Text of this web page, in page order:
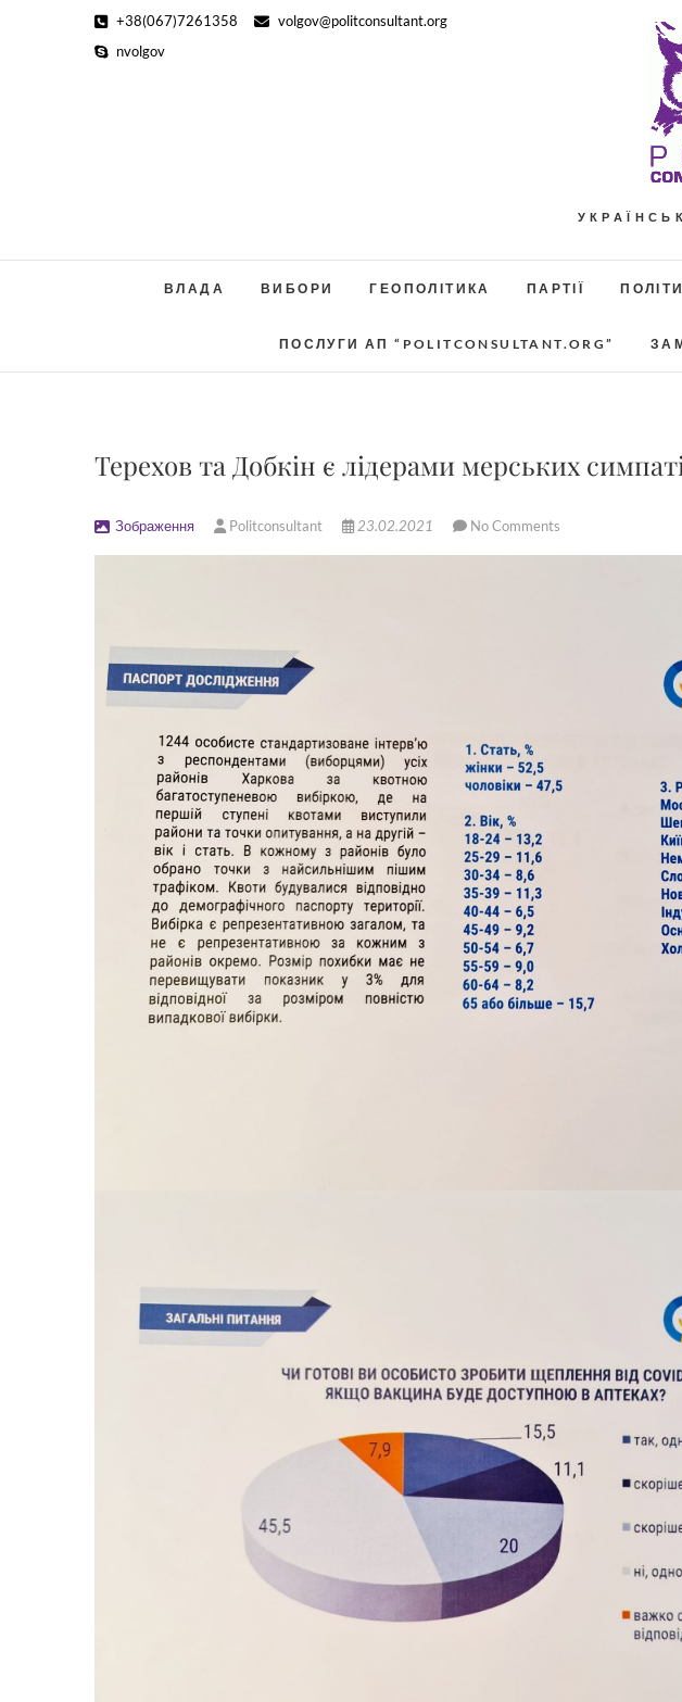
+38(067)7261358
volgov@politconsultant.org
nvolgov
ВЛАДА ВИБОРИ ГЕОПОЛІТИКА ПАРТІЇ
ПОСЛУГИ АП “POLITCONSULTANT.ORG”
Терехов та Добкін є лідерами мерських
Зображення Politconsultant 23.02.2021 No Comments